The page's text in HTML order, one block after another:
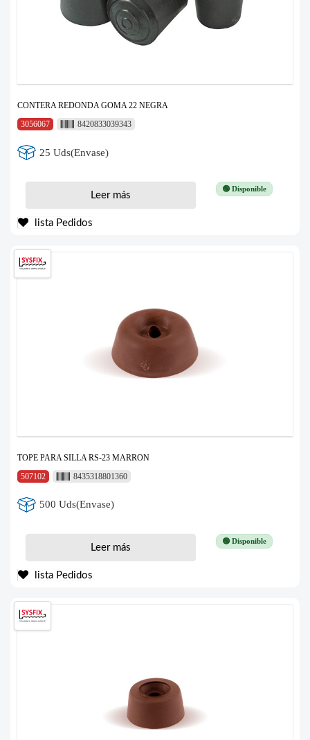
CONTERA REDONDA GOMA 22 NEGRA
3056067
8420833039343
25 Uds(Envase)
🟢 Disponible
Leer más
lista Pedidos
TOPE PARA SILLA RS-23 MARRON
507102
8435318801360
500 Uds(Envase)
🟢 Disponible
Leer más
lista Pedidos